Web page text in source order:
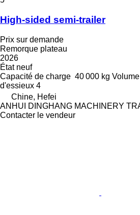
High-sided semi-trailer
Prix sur demande
Remorque plateau
2026
Étatneuf
Capacité de charge 40 000 kg Volume
d'essieux 4
Chine, Hefei
ANHUI DINGHANG MACHINERY
Contacter le vendeur